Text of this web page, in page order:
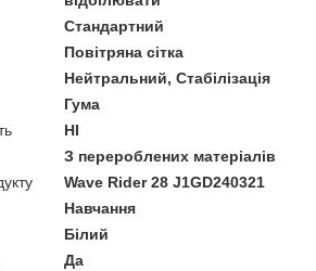
Стандартний
Повітряна сітка
Нейтральний, Стабілізація
Гума
HI
З перероблених матеріалів
Wave Rider 28 J1GD240321
Навчання
Білий
Да